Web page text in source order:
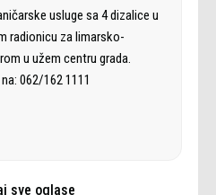
usluge sa 4 dizalice u
radionicu za limarsko-
u užem centru grada.
062/162 1111
sve oglase